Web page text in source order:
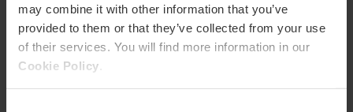
may combine it with other information that you’ve
provided to them or that they’ve collected from your use
of their services. You will find more information in our
Cookie Policy
10% dto. Exclusivo Web
Desde 15,00 €